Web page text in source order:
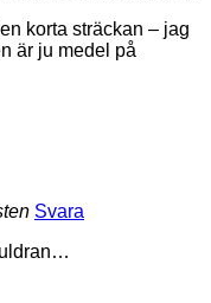
korta sträckan – jag
är ju medel på
Svara